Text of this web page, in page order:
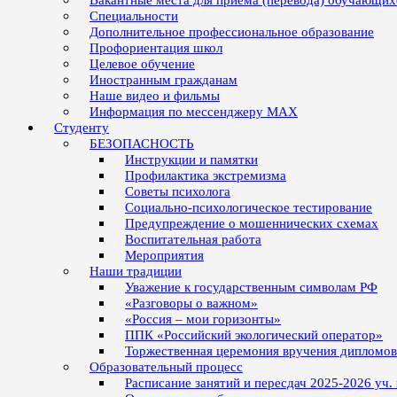
Специальности
Дополнительное профессиональное образование
Профориентация школ
Целевое обучение
Иностранным гражданам
Наше видео и фильмы
Информация по мессенджеру MAX
Студенту
БЕЗОПАСНОСТЬ
Инструкции и памятки
Профилактика экстремизма
Советы психолога
Социально-психологическое тестирование
Предупреждение о мошеннических схемах
Воспитательная работа
Мероприятия
Наши традиции
Уважение к государственным символам РФ
«Разговоры о важном»
«Россия – мои горизонты»
ППК «Российский экологический оператор»
Торжественная церемония вручения
Образовательный процесс
Расписание занятий и пересдач 2025-2026 уч.